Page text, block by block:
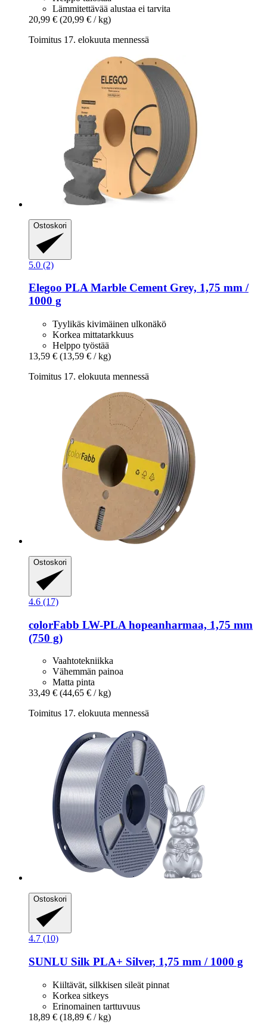
Lämmitettävää alustaa ei tarvita
20,99 € (20,99 € / kg)
Toimitus 17. elokuuta mennessä
Ostoskori
5.0 (2)
Elegoo PLA Marble Cement Grey, 1,75 mm /
1000 g
Tyylikäs kivimäinen ulkonäkö
Korkea mittatarkkuus
Helppo työstää
13,59 € (13,59 € / kg)
Toimitus 17. elokuuta mennessä
Ostoskori
4.6 (17)
colorFabb LW-​PLA hopeanharmaa, 1,75 mm
(750 g)
Vaahtotekniikka
Vähemmän painoa
Matta pinta
33,49 € (44,65 € / kg)
Toimitus 17. elokuuta mennessä
Ostoskori
4.7 (10)
SUNLU Silk PLA+ Silver, 1,75 mm / 1000 g
Kiiltävät, silkkisen sileät pinnat
Korkea sitkeys
Erinomainen tarttuvuus
18,89 € (18,89 € / kg)